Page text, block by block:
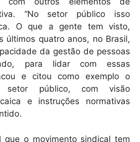
“No setor público isso
O que a gente tem visto,
últimos quatro anos, no Brasil,
da gestão de pessoas
para lidar com essas
e citou como exemplo o
setor público, com visão
e instruções normativas
que o movimento sindical tem